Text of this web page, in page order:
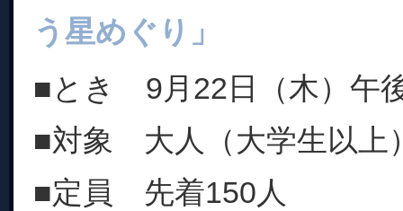
う星めぐり」
■とき 9月22日（木）午
■対象 大人（大学生以上
■定員 先着150人